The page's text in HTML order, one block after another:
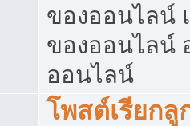
ของออนไลน์
ของออนไลน์
ออนไลน์
โพสต์เรียก